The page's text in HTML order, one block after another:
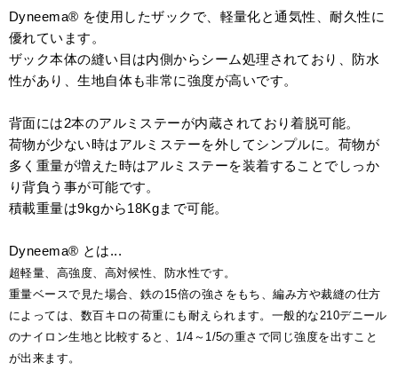
Dyneema® を使用したザックで、軽量化と通気性、耐久性に
優れています。
ザック本体の縫い目は内側からシーム処理されており、防水
性があり、生地自体も非常に強度が高いです。
背面には2本のアルミステーが内蔵されており着脱可能。
荷物が少ない時はアルミステーを外してシンプルに。荷物が
多く重量が増えた時はアルミステーを装着することでしっか
り背負う事が可能です。
積載重量は9kgから18Kgまで可能。
Dyneema® とは...
超軽量、高強度、高対候性、防水性です。
重量ベースで見た場合、鉄の15倍の強さをもち、編み方や裁縫の仕方
によっては、数百キロの荷重にも耐えられます。一般的な210デニール
のナイロン生地と比較すると、1/4～1/5の重さで同じ強度を出すこと
が出来ます。